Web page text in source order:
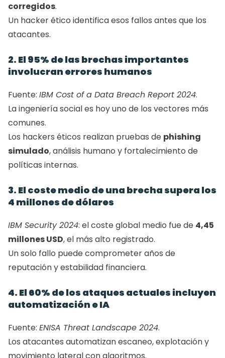
corregidos.
Un hacker ético identifica esos fallos antes que los
atacantes.
2. El 95% de las brechas importantes
involucran errores humanos
Fuente: IBM Cost of a Data Breach Report 2024.
La ingeniería social es hoy uno de los vectores más
comunes.
Los hackers éticos realizan pruebas de phishing
simulado, análisis humano y fortalecimiento de
políticas internas.
3. El coste medio de una brecha supera los
4 millones de dólares
IBM Security 2024: el coste global medio fue de 4,45
millones USD, el más alto registrado.
Un solo fallo puede comprometer años de
reputación y estabilidad financiera.
4. El 60% de los ataques actuales incluyen
automatización e IA
Fuente: ENISA Threat Landscape 2024.
Los atacantes automatizan escaneo, explotación y